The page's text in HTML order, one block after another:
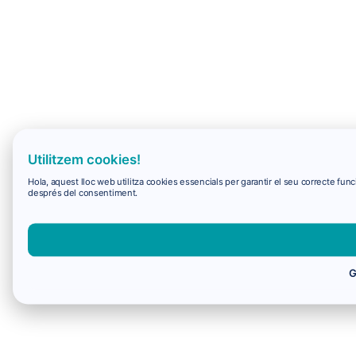
Utilitzem cookies!
Hola, aquest lloc web utilitza cookies essencials per garantir el seu correcte
després del consentiment.